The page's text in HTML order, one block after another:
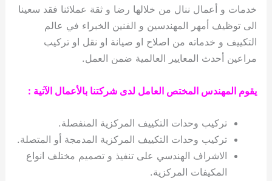
خدمات و أعمال ننال من خلالها رضا و ثقة عملائنا فقد سعينا
الى توظيف أمهر المهندسين و الفنين الخبراء في عالم
التكييف و خدماته من اصلاح او صيانة او نقل او تركيب
مراعين أحدث المعايير العالمية ضمن العمل.
يقوم المهندس المختص العامل لدى شركتنا بالأعمال الآتية :
تركيب وحدات التكييف المركزية المنفصلة.
تركيب وحدات التكييف المركزية المدمجة أو المتصلة.
الاشراف الهندسي على تنفيذ و تصميم مختلف انواع
المكيفات المركزية.